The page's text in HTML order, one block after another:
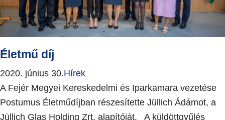
Életmű díj
2020. június 30.Hírek
A Fejér Megyei Kereskedelmi és Iparkamara vezetése
Postumus Életműdíjban részesítette Jüllich Ádámot, a
Jüllich Glas Holding Zrt. alapítóját. A küldöttgyűlés